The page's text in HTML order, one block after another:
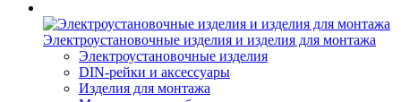
Электроустановочные изделия и изделия для монтажа
Электроустановочные изделия
DIN-рейки и аксессуары
Изделия для монтажа